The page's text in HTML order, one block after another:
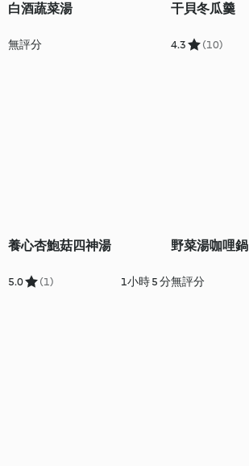
白酒蔬菜湯
無評分
干貝冬瓜羹
4.3 (10)
養心杏鮑菇四神湯
5.0 (1) 1小時 5 分
野菜湯咖哩鍋
無評分